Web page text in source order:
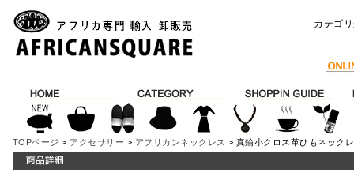
カテゴ
TOPページ > アクセサリー > アフリカンネックレス > 真鍮小クロス革ひもネック